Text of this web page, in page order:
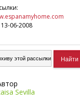
06-2008
Sevilla